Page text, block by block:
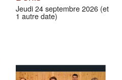
Jeudi 24 septembre 2026 (et
1 autre date)